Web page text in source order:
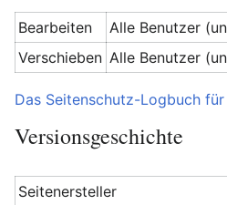
Bearbeiten
Alle Benutzer
Verschieben Alle Benutzer
Das Seitenschutz-Logbuch
Versionsgeschichte
Seitenersteller